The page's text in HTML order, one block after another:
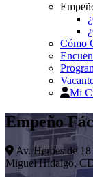
Cómo
Mi
Empeño
Av. Heroes de
Miguel Hidalgo,